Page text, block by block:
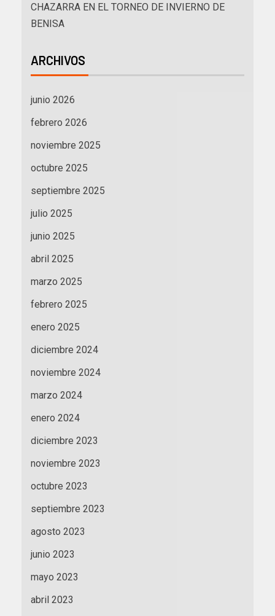
CHAZARRA EN EL TORNEO DE INVIERNO DE
BENISA
ARCHIVOS
junio 2026
febrero 2026
noviembre 2025
octubre 2025
septiembre 2025
julio 2025
junio 2025
abril 2025
marzo 2025
febrero 2025
enero 2025
diciembre 2024
noviembre 2024
marzo 2024
enero 2024
diciembre 2023
noviembre 2023
octubre 2023
septiembre 2023
agosto 2023
junio 2023
mayo 2023
abril 2023